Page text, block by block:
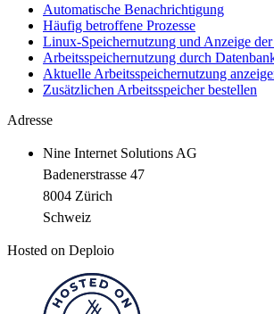
Automatische Benachrichtigung
Häufig betroffene Prozesse
Linux-Speichernutzung und Anzeige
Arbeitsspeichernutzung durch
Aktuelle Arbeitsspeichernutzung
Zusätzlichen Arbeitsspeicher bestellen
Adresse
Nine Internet Solutions AG
Badenerstrasse 47
8004 Zürich
Schweiz
Hosted on Deploio